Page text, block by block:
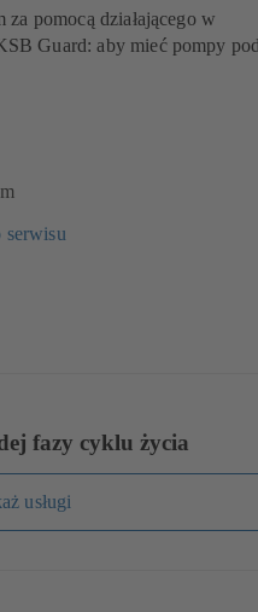
pomocą działającego w
Guard: aby mieć pompy
serwisu
fazy cyklu życia
usługi